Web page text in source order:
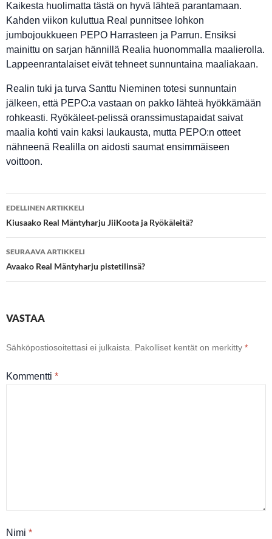
Kaikesta huolimatta tästä on hyvä lähteä parantamaan.
Kahden viikon kuluttua Real punnitsee lohkon
jumbojoukkueen PEPO Harrasteen ja Parrun. Ensiksi
mainittu on sarjan hännillä Realia huonommalla maalierolla.
Lappeenrantalaiset eivät tehneet sunnuntaina maaliakaan.
Realin tuki ja turva Santtu Nieminen totesi sunnuntain
jälkeen, että PEPO:a vastaan on pakko lähteä hyökkämään
rohkeasti. Ryökäleet-pelissä oranssimustapaidat saivat
maalia kohti vain kaksi laukausta, mutta PEPO:n otteet
nähneenä Realilla on aidosti saumat ensimmäiseen
voittoon.
Artikkelien
selaus
EDELLINEN ARTIKKELI
Kiusaako Real Mäntyharju JiiKoota ja Ryökäleitä?
SEURAAVA ARTIKKELI
Avaako Real Mäntyharju pistetilinsä?
VASTAA
Sähköpostiosoitettasi ei julkaista. Pakolliset kentät on merkitty *
Kommentti *
Nimi *